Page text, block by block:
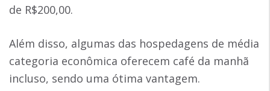
de R$200,00.
Além disso, algumas das hospedagens de média
categoria econômica oferecem café da manhã
incluso, sendo uma ótima vantagem.